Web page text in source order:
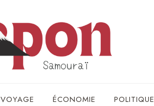
VOYAGE ÉCONOMIE POLITIQUE